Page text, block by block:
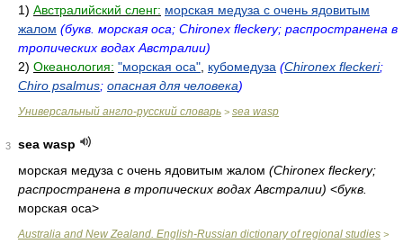
1) Австралийский сленг: морская медуза с очень ядовитым
жалом (букв. морская оса; Chironex fleckery; распространена в
тропических водах Австралии)
2) Океанология: "морская оса" кубомедуза (Chironex fleckeri;
Chiro psalmus; опасная для человека)
Универсальный англо-русский словарь > sea wasp
3
sea wasp
морская медуза с очень ядовитым жалом (Chironex fleckery;
распространена в тропических водах Австралии) <букв.
морская оса>
Australia and New Zealand. English-Russian dictionary of regional studies >